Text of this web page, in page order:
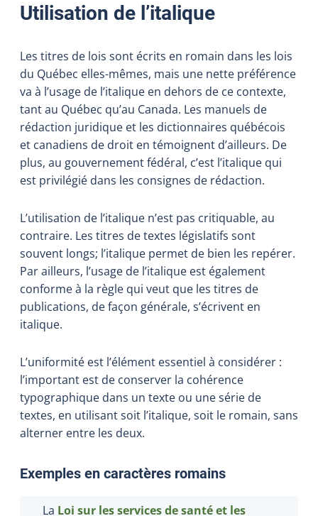
Utilisation de l’italique
Les titres de lois sont écrits en romain dans les lois
du Québec elles-mêmes, mais une nette préférence
va à l’usage de l’italique en dehors de ce contexte,
tant au Québec qu’au Canada. Les manuels de
rédaction juridique et les dictionnaires québécois
et canadiens de droit en témoignent d’ailleurs. De
plus, au gouvernement fédéral, c’est l’italique qui
est privilégié dans les consignes de rédaction.
L’utilisation de l’italique n’est pas critiquable, au
contraire. Les titres de textes législatifs sont
souvent longs; l’italique permet de bien les repérer.
Par ailleurs, l’usage de l’italique est également
conforme à la règle qui veut que les titres de
publications, de façon générale, s’écrivent en
italique.
L’uniformité est l’élément essentiel à considérer :
l’important est de conserver la cohérence
typographique dans un texte ou une série de
textes, en utilisant soit l’italique, soit le romain, sans
alterner entre les deux.
Exemples en caractères romains
La Loi sur les services de santé et les